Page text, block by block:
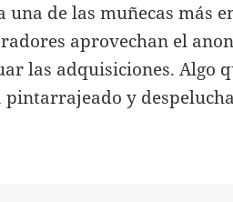
una de las muñecas más
aprovechan el
las adquisiciones. Algo
pintarrajeado y